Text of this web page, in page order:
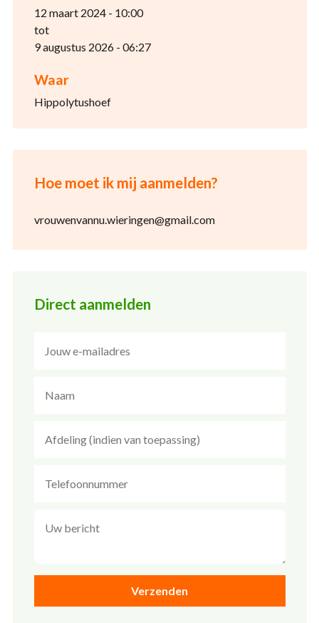
12 maart 2024 - 10:00
tot
9 augustus 2026 - 06:27
Waar
Hippolytushoef
Hoe moet ik mij aanmelden?
vrouwenvannu.wieringen@gmail.com
Direct aanmelden